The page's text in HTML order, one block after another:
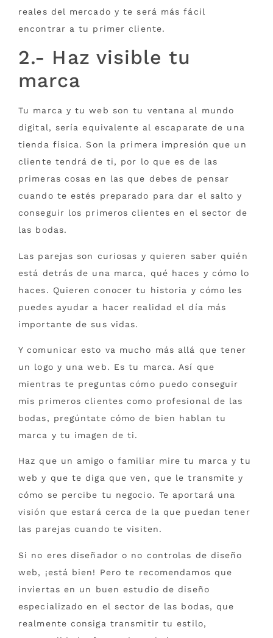
reales del mercado y te será más fácil
encontrar a tu primer cliente.
2.- Haz visible tu
marca
Tu marca y tu web son tu ventana al mundo
digital, sería equivalente al escaparate de una
tienda física. Son la primera impresión que un
cliente tendrá de ti, por lo que es de las
primeras cosas en las que debes de pensar
cuando te estés preparado para dar el salto y
conseguir los primeros clientes en el sector de
las bodas.
Las parejas son curiosas y quieren saber quién
está detrás de una marca, qué haces y cómo lo
haces. Quieren conocer tu historia y cómo les
puedes ayudar a hacer realidad el día más
importante de sus vidas.
Y comunicar esto va mucho más allá que tener
un logo y una web. Es tu marca. Así que
mientras te preguntas cómo puedo conseguir
mis primeros clientes como profesional de las
bodas, pregúntate cómo de bien hablan tu
marca y tu imagen de ti.
Haz que un amigo o familiar mire tu marca y tu
web y que te diga que ven, que le transmite y
cómo se percibe tu negocio. Te aportará una
visión que estará cerca de la que puedan tener
las parejas cuando te visiten.
Si no eres diseñador o no controlas de diseño
web, ¡está bien! Pero te recomendamos que
inviertas en un buen estudio de diseño
especializado en el sector de las bodas, que
realmente consiga transmitir tu estilo,